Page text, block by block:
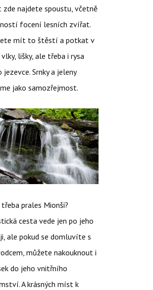
najdete spoustu, včetně
focení lesních zvířat.
mít to štěstí a potkat v
lišky, ale třeba i rysa
jezevce. Srnky a jeleny
jako samozřejmost.
třeba prales Mionši?
cesta vede jen po jeho
ale pokud se domluvíte s
můžete nakouknout i
do jeho vnitřního
A krásných míst k